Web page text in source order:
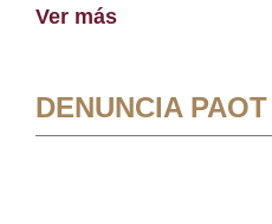
Ver más
DENUNCIA PAOT